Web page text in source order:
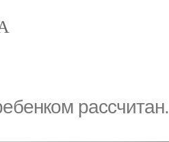
рассчитан.